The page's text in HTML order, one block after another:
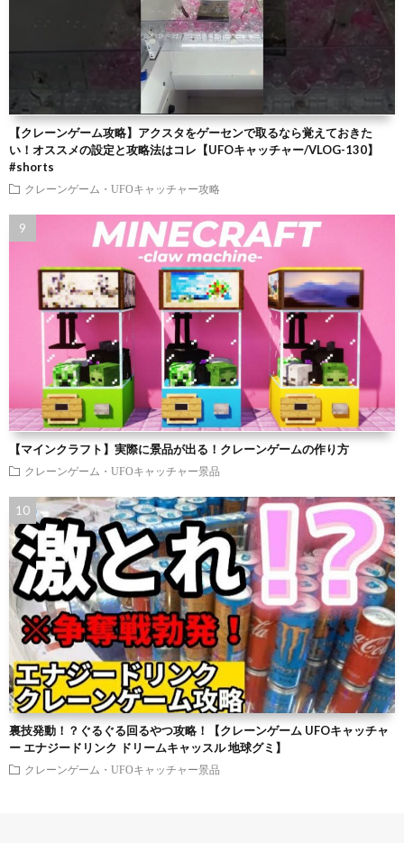
【クレーンゲーム攻略】アクスタをゲーセンで取るなら覚えておきた
い！オススメの設定と攻略法はコレ【UFOキャッチャー/VLOG-130】
#shorts
クレーンゲーム・UFOキャッチャー攻略
【マインクラフト】実際に景品が出る！クレーンゲームの作り方
クレーンゲーム・UFOキャッチャー景品
裏技発動！？ぐるぐる回るやつ攻略！【クレーンゲーム UFOキャッチャ
ー エナジードリンク ドリームキャッスル 地球グミ】
クレーンゲーム・UFOキャッチャー景品